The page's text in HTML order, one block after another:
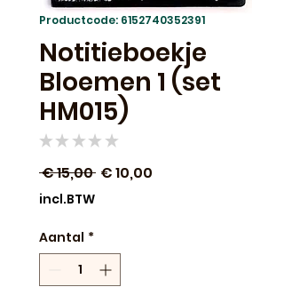
Productcode: 6152740352391
Notitieboekje
Bloemen 1 (set
HM015)
★ ★ ★ ★ ★
€ 15,00 Normale
€ 10,00
incl.BTW
Aantal *